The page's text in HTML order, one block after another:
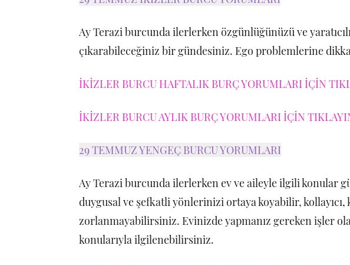
Ay Terazi burcunda ilerlerken özgünlüğünüzü ve
çıkarabileceğiniz bir gündesiniz. Ego problemlerine
İKİZLER BURCU HAFTALIK BURÇ YORUMLARI İÇİN
İKİZLER BURCU AYLIK BURÇ YORUMLARI İÇİN
29 TEMMUZ YENGEÇ BURCU YORUMLARI
Ay Terazi burcunda ilerlerken ev ve aileyle ilgili konular
duygusal ve şefkatli yönlerinizi ortaya koyabilir,
zorlanmayabilirsiniz. Evinizde yapmanız gereken işler
konularıyla ilgilenebilirsiniz.